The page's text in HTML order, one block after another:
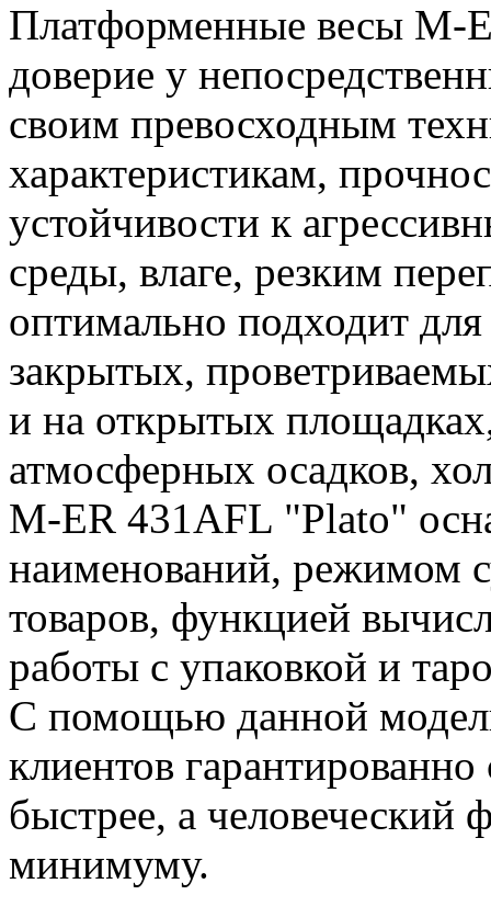
Платформенные весы M-
доверие у
своим превосходным
характеристикам,
устойчивости к
среды, влаге, резким
оптимально подходит
закрытых,
и на открытых
атмосферных осадков,
M-ER 431AFL "Plato"
наименований, режимом
товаров, функцией
работы с упаковкой и
С помощью данной
клиентов
быстрее, а человеческий
минимуму.